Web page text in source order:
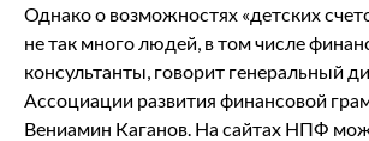
Однако о возможностях «детских
не так много людей, в том числе
консультанты, говорит генеральный
Ассоциации развития финансовой
Вениамин Каганов. На сайтах НПФ